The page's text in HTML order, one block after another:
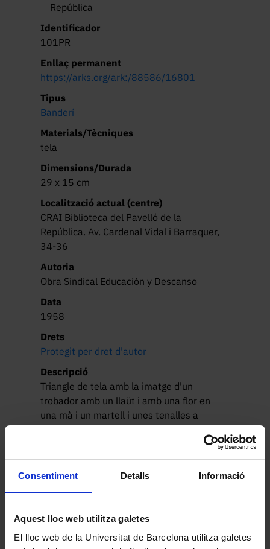
Consentiment Detalls Informació
Aquest lloc web utilitza galetes
El lloc web de la Universitat de Barcelona utilitza galetes
República
Identificador
101PR
Enllaç permanent
https://arks.org/ark:/88586/16801
Tipus
Banderí
Materials/Tècniques
tela
Dimensions/Durada
29 x 15 cm
Localització actual (centre)
CRAI Biblioteca del Pavelló de la
República. Av. Cardenal Vidal i Barraquer,
34-36
Autoria
Obra Sindical Educación y Descanso
Data
1958
Drets
Protegit per dret d'autor
Descripció
Triangle de tela amb la imatge d'un
trobador amb un llaüt i amb una flor en
una mà i un martell i unes tenalles a
l'altra; al fons, una enclusa i una gerra i
l'emblema del Sindicat Vertical. Policrom.
Altres peces de la col·lecció